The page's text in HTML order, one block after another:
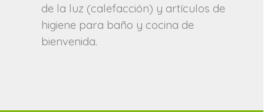
de la luz (calefacción) y artículos de
higiene para baño y cocina de
bienvenida.